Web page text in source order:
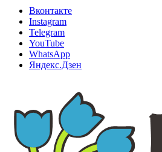
Вконтакте
Instagram
Telegram
YouTube
WhatsApp
Яндекс.Дзен